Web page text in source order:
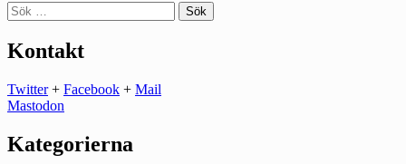
Sök
efter:
Kontakt
Twitter+ Facebook + Mail
Mastodon
Kategorierna